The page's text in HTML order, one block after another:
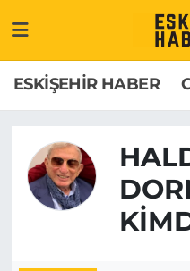
ESKİŞEHİR HABER
GÜNDEM
ASAYİŞ
SİYASET
Hakkımızda
İletişim
Künye
Odunpazarı
Süper Lig Puan
Tüm Manşetler